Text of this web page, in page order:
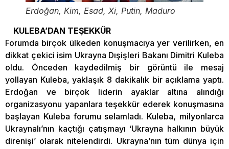
Erdoğan, Kim, Esad, Xi, Putin, Maduro
KULEBA’DAN TEŞEKKÜR
Forumda birçok ülkeden konuşmacıya yer verilirken, en
dikkat çekici isim Ukrayna Dışişleri Bakanı Dimitri Kuleba
oldu. Önceden kaydedilmiş bir görüntü ile mesaj
yollayan Kuleba, yaklaşık 8 dakikalık bir açıklama yaptı.
Erdoğan ve birçok liderin ayaklar altına alındığı
organizasyonu yapanlara teşekkür ederek konuşmasına
başlayan Kuleba forumu selamladı. Kuleba, milyonlarca
Ukraynalı’nın kaçtığı çatışmayı ‘Ukrayna halkının büyük
direnişi’ olarak nitelendirdi. Ukrayna’nın tüm dünya için